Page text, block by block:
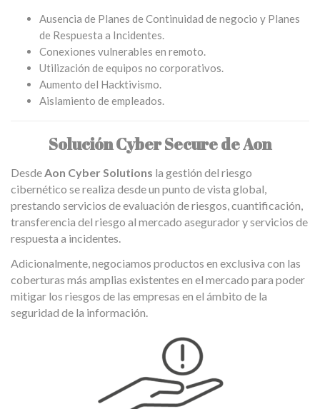
Ausencia de Planes de Continuidad de negocio y Planes
de Respuesta a Incidentes.
Conexiones vulnerables en remoto.
Utilización de equipos no corporativos.
Aumento del Hacktivismo.
Aislamiento de empleados.
Solución Cyber Secure de Aon
DesdeAon Cyber Solutions la gestión del riesgo
cibernético se realiza desde un punto de vista global,
prestando servicios de evaluación de riesgos, cuantificación,
transferencia del riesgo al mercado asegurador y servicios de
respuesta a incidentes.
Adicionalmente, negociamos productos en exclusiva con las
coberturas más amplias existentes en el mercado para poder
mitigar los riesgos de las empresas en el ámbito de la
seguridad de la información.